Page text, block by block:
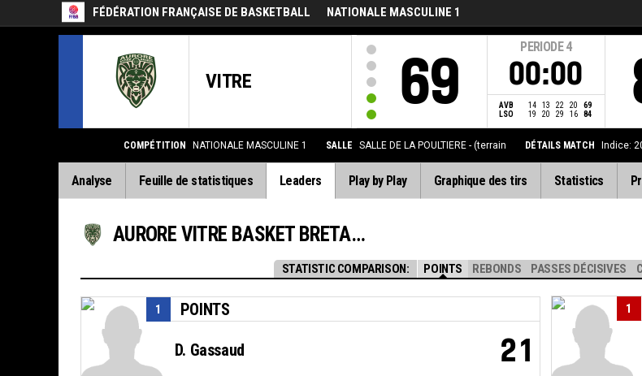
FÉDÉRATION FRANÇAISE DE BASKETBALL NATIONALE MASCULINE 1
VITRE 69
PERIODE 4
00:00
AVB 14 13 22 20
69
LSO
19 20 29 16 84
COMPÉTITION NATIONALE MASCULINE 1 SALLE SALLE DE LA POULTIERE - (terrain DÉTAILS MATCH Indice:
Analyse Feuille de statistiques Leaders Play by Play Graphique des tirs Statistics
STATISTIC COMPARISON: POINTS REBONDS PASSES DÉCISIVES
AURORE VITRE BASKET BRETAGNE
POINTS
1
D. Gassaud 21
1